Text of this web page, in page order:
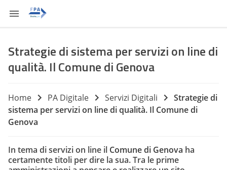
Strategie di sistema per servizi on line di
qualità. Il Comune di Genova
Home PA Digitale Servizi Digitali
Strategie di
sistema per servizi on line di qualità. Il Comune di
Genova
In tema di servizi on line il Comune di Genova ha
certamente titoli per dire la sua. Tra le prime